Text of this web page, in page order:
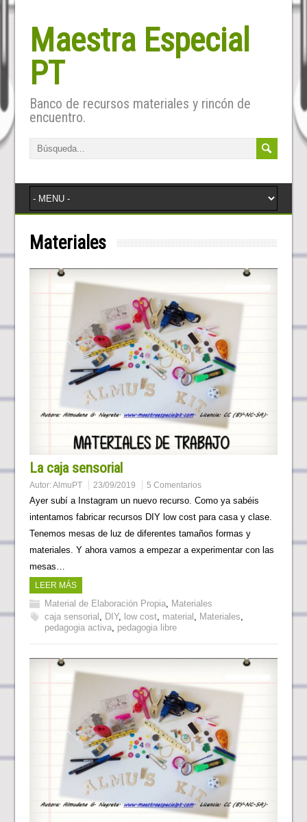
Maestra Especial
PT
Banco de recursos materiales y rincón de
encuentro.
Materiales
La caja sensorial
Autor:AlmuPT 23/09/2019 5 Comentarios
Ayer subí a Instagram un nuevo recurso. Como ya sabéis
intentamos fabricar recursos DIY low cost para casa y clase.
Tenemos mesas de luz de diferentes tamaños formas y
materiales. Y ahora vamos a empezar a experimentar con las
mesas…
LEER MÁS
Material de Elaboración Propia, Materiales
caja sensorial , DIY, low cost, material , Materiales,
pedagogia activa, pedagogia libre